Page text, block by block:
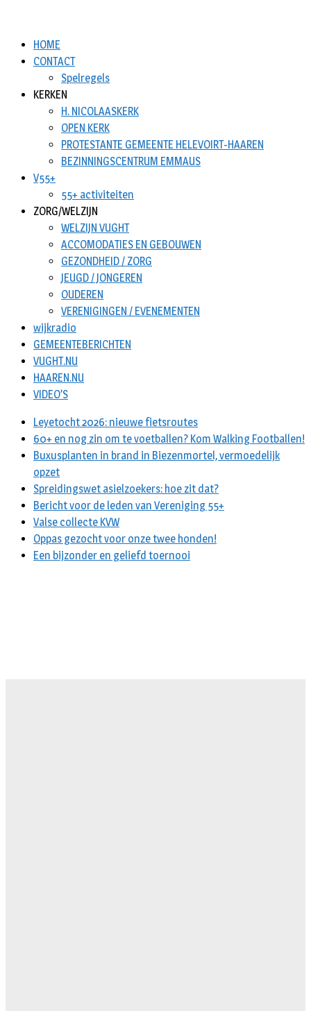
HOME
CONTACT
Spelregels
KERKEN
H. NICOLAASKERK
OPEN KERK
PROTESTANTE GEMEENTE HELEVOIRT-HAAREN
BEZINNINGSCENTRUM EMMAUS
V55+
55+ activiteiten
ZORG/WELZIJN
WELZIJN VUGHT
ACCOMODATIES EN GEBOUWEN
GEZONDHEID / ZORG
JEUGD / JONGEREN
OUDEREN
VERENIGINGEN / EVENEMENTEN
wijkradio
GEMEENTEBERICHTEN
VUGHT.NU
HAAREN.NU
VIDEO’S
Leyetocht 2026: nieuwe fietsroutes
60+ en nog zin om te voetballen? Kom Walking Footballen!
Buxusplanten in brand in Biezenmortel, vermoedelijk
opzet
Spreidingswet asielzoekers: hoe zit dat?
Bericht voor de leden van Vereniging 55+
Valse collecte KVW
Oppas gezocht voor onze twee honden!
Een bijzonder en geliefd toernooi